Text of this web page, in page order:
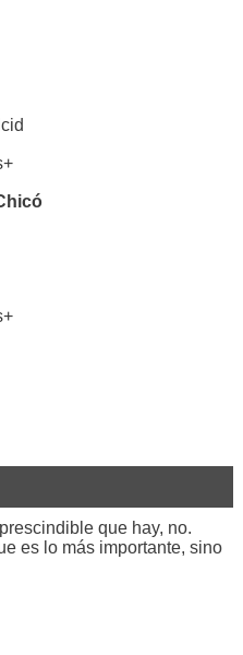
que hay, no.
es lo más importante, sino